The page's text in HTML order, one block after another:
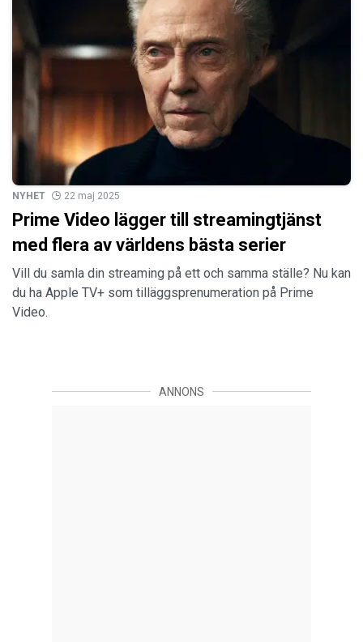
NYHET 22 maj 2025
Prime Video lägger till streamingtjänst
med flera av världens bästa serier
Vill du samla din streaming på ett och samma ställe? Nu kan
du ha Apple TV+ som tilläggsprenumeration på Prime
Video.
ANNONS